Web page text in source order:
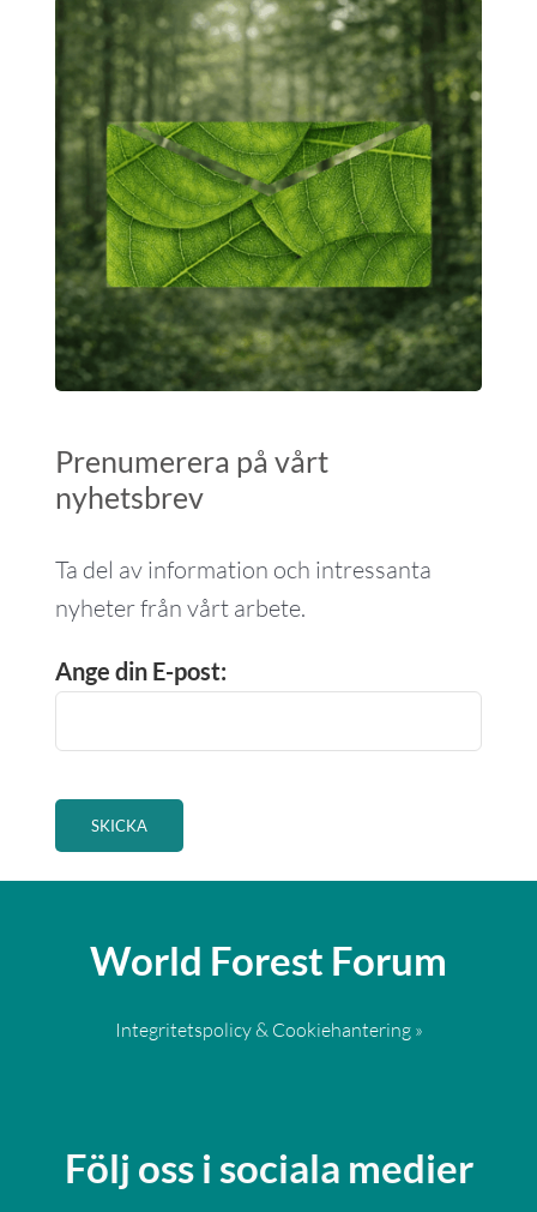
Prenumerera på vårt
nyhetsbrev
Ta del av information och intressanta
nyheter från vårt arbete.
Ange din E-post:
World Forest Forum
Integritetspolicy & Cookiehantering »
Följ oss i sociala medier